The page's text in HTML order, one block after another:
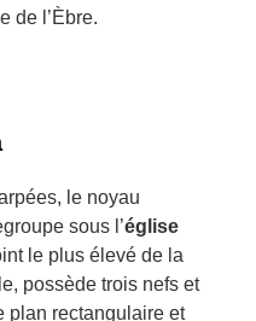
de l’Èbre.
le noyau
sous l’église
le plus élevé de la
possède trois nefs et
plan rectangulaire et